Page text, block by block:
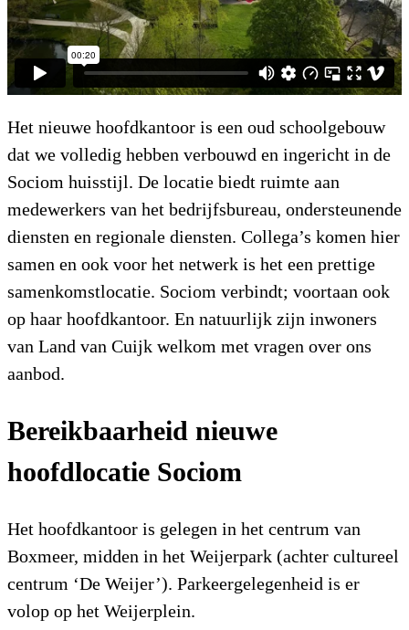
Het nieuwe hoofdkantoor is een oud schoolgebouw
dat we volledig hebben verbouwd en ingericht in de
Sociom huisstijl. De locatie biedt ruimte aan
medewerkers van het bedrijfsbureau, ondersteunende
diensten en regionale diensten. Collega’s komen hier
samen en ook voor het netwerk is het een prettige
samenkomstlocatie. Sociom verbindt; voortaan ook
op haar hoofdkantoor. En natuurlijk zijn inwoners
van Land van Cuijk welkom met vragen over ons
aanbod.
Bereikbaarheid nieuwe
hoofdlocatie Sociom
Het hoofdkantoor is gelegen in het centrum van
Boxmeer, midden in het Weijerpark (achter cultureel
centrum ‘De Weijer’). Parkeergelegenheid is er
volop op het Weijerplein.